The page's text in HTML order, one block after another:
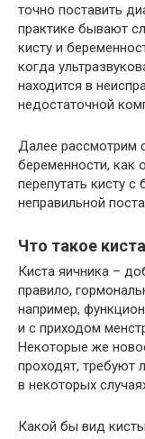
точно поставить
практике бывают
кисту и
когда
находится в
недостаточной
Далее рассмотрим
беременности, как
перепутать кисту
неправильной
Что такое
Киста яичника –
правило,
например,
и с приходом
Некоторые же
проходят, требуют
в некоторых
Какой бы вид